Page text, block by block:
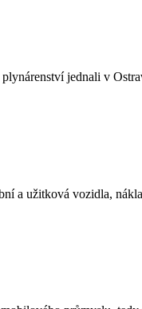
jednali v
a užitková vozidla,